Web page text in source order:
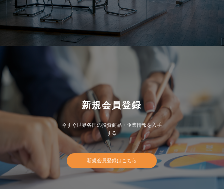
新規会員登録
今すぐ世界各国の投資商品・企業情報を入手
する
新規会員登録はこちら